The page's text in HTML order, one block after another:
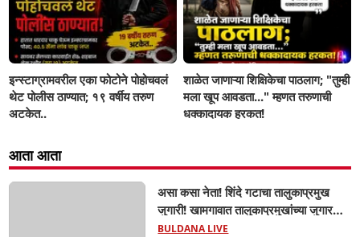
इन्स्टाग्रामवरील एका फोटोने पोहोचवलं
थेट पोलीस ठाण्यात; १९ वर्षीय तरुण
अटकेत..
शाळेत जाणाऱ्या शिक्षिकेचा पाठलाग; "तुम्ही
मला खूप आवडता..." म्हणत तरुणाची
धक्कादायक हरकत!
आता आता
असा कसा नेता! शिंदे गटाचा तालुकाप्रमुख
जुगारी! खामगावात तालुकाप्रमुखांच्या जुगार
अड्ड्यावर डीवायएसपी पथकाची धाड.. अंधारात
BULDANA LIVE